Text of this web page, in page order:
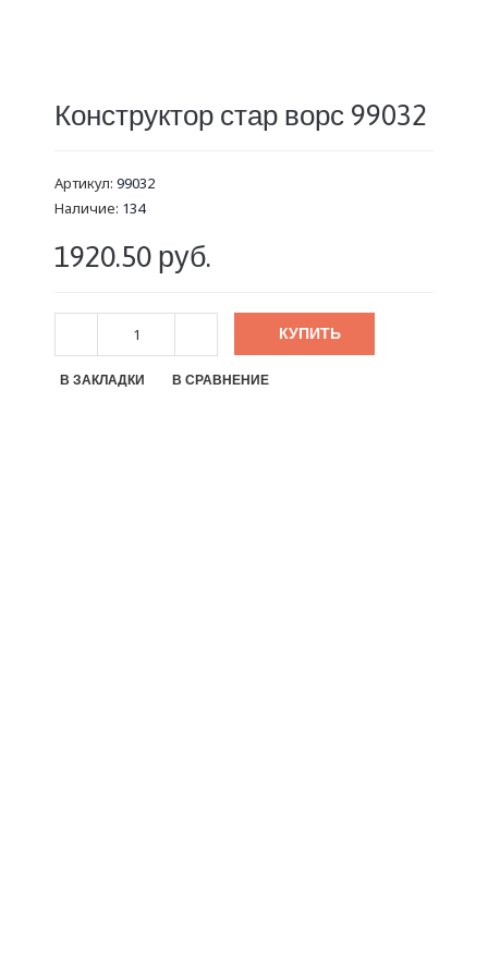
Конструктор стар ворс 99032
Артикул: 99032
Наличие: 134
1920.50 руб.
КУПИТЬ
В ЗАКЛАДКИ В СРАВНЕНИЕ